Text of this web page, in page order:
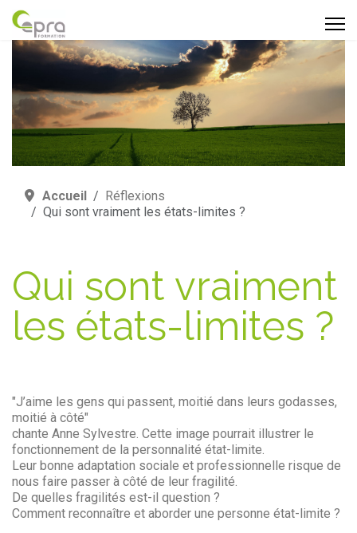
Accueil
Réflexions
Qui sont vraiment les états-limites ?
Qui sont vraiment
les états-limites ?
"J’aime les gens qui passent, moitié dans leurs godasses,
moitié à côté"
chante Anne Sylvestre. Cette image pourrait illustrer le
fonctionnement de la personnalité état-limite.
Leur bonne adaptation sociale et professionnelle risque de
nous faire passer à côté de leur fragilité.
De quelles fragilités est-il question ?
Comment reconnaître et aborder une personne état-limite ?